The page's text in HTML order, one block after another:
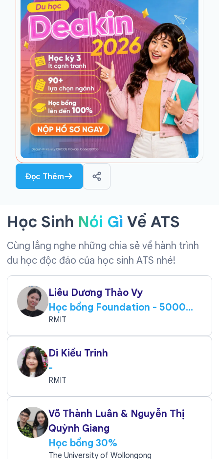
Đọc Thêm
Học Sinh Nói Gì Về ATS
Cùng lắng nghe những chia sẻ về hành trình
du học độc đáo của học sinh ATS nhé!
Liêu Dương Thảo Vy
Học bổng Foundation - 5000
AUD
RMIT
Di Kiều Trinh
-
RMIT
Võ Thành Luân & Nguyễn Thị
Quỳnh Giang
Học bổng 30%
The University of Wollongong